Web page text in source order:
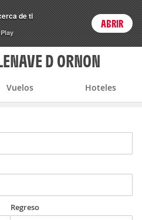
Login
D ORNON
Vuelos Hoteles
Regreso
de ti
ABRIR